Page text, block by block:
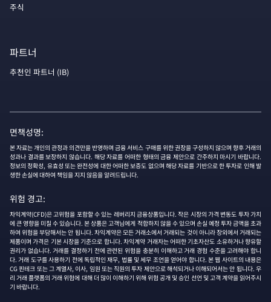
주식
파트너
추천인 파트너 (IB)
면책성명:
본 자료는 개인의 관정과 의견만을 반영하며 금융 서비스 구매를 위한 권장을 구성하지 않으며 향후 거래의
성과나 결과를 보장하지 않습니다. 해당 자료를 어떠한 형태의 금융 제안으로 간주하지 마시기 바랍니다.
정보의 정확성, 유효성 또는 완전성에 대한 어떠한 보증도 없으며 해당 자료를 기반으로 한 투자로 인해 발
생한 손실에 대하여 책임을 지지 않음을 알려드립니다.
위험 경고:
차익계약(CFD)은 고위험을 포함할 수 있는 레버리지 금융상품입니다. 작은 시장의 가격 변동도 투자 가치
에 큰 영향을 미칠 수 있습니다. 본 상품은 고객님에게 적합하지 않을 수 있으며 손실 예정 투자 금액을 초과
하여 위험을 부담해서는 안 됩니다. 차익계약은 모든 거래소에서 거래되는 것이 아니라 장외에서 거래되는
제품이며 가격은 기본 시장을 기준으로 합니다. 차익계약 거래자는 어떠한 기초자산도 소유하거나 향유할
권리가 없습니다. 거래를 결정하기 전에 관련된 위험을 충분히 이해하고 거래 경험 수준을 고려해야 합니
다. 거래 도구를 사용하기 전에 독립적인 재무, 법률 및 세무 조언을 얻어야 합니다. 본 웹 사이트의 내용은
CG 핀테크 또는 그 계열사, 이사, 임원 또는 직원의 투자 제안으로 해석되거나 이해되어서는 안 됩니다. 우
리 거래 플랫폼의 거래 위험에 대해 더 많이 이해하기 위해 위험 공개 및 승인 선언 및 고객 계약을 읽어주시
기 바랍니다.